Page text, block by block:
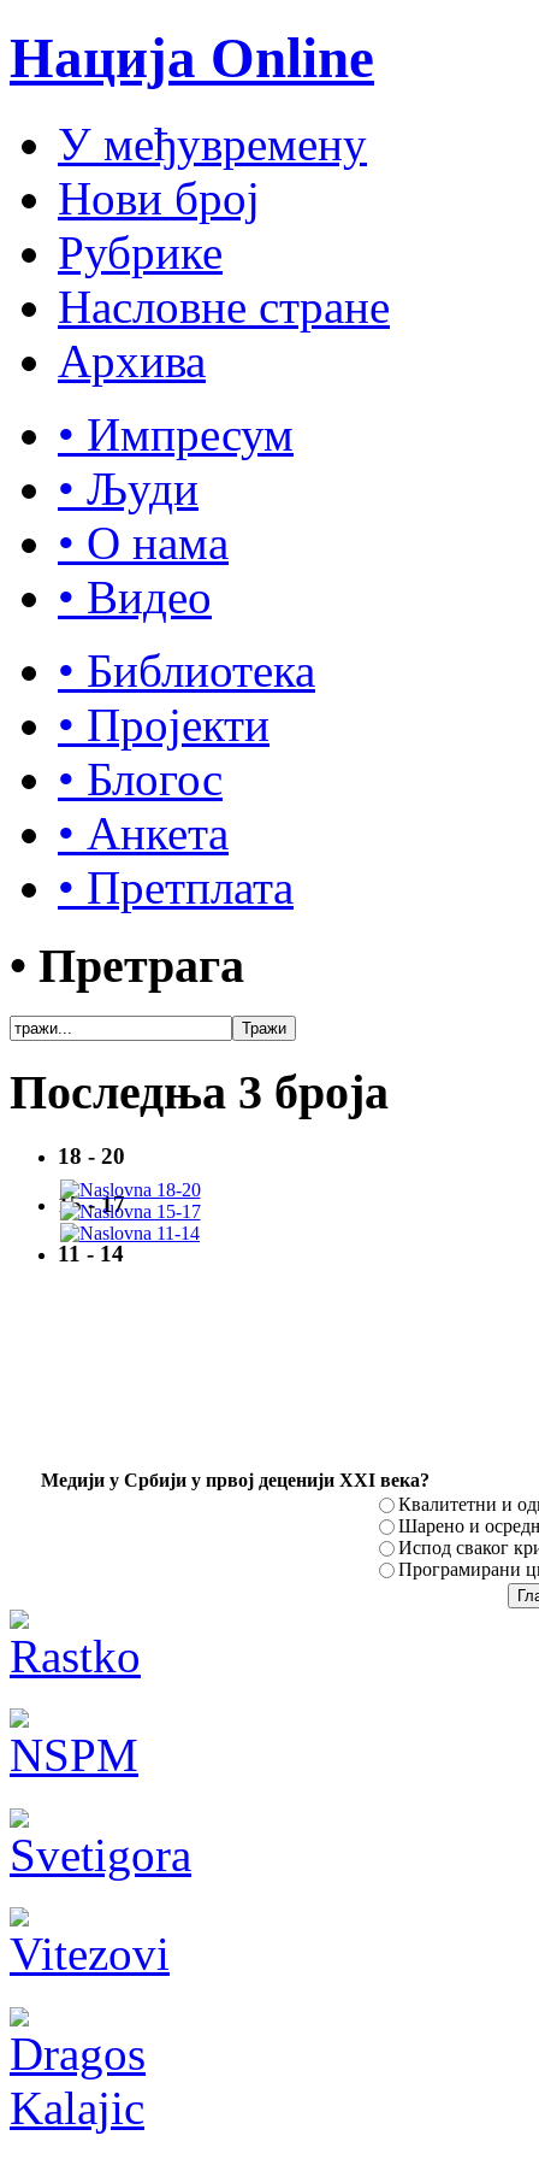
Нација Online
У међувремену
Нови број
Рубрике
Насловне стране
Архива
• Импресум
• Људи
• О нама
• Видео
• Библиотека
• Пројекти
• Блогос
• Анкета
• Претплата
• Претрага
Последња 3 броја
18 - 20
15 - 17
11 - 14
Mедији у Србији у првој деценији XXI века?
Квалитетни и
Шарено и
Испод сваког
Програмирани